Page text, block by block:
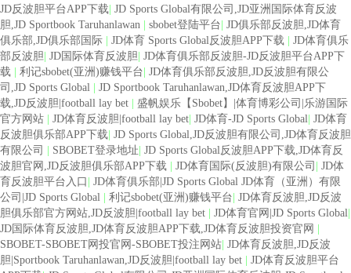
JD反波胆平台APP下载| JD Sports Global有限公司,JD亚洲国际体育反波
胆,JD Sportbook Taruhanlawan | sbobet登陆平台| JD俱乐部反波胆,JD体育
俱乐部,JD俱乐部国际 | JD体育 Sports Global反波胆APP下载 | JD体育俱乐
部反波胆| JD国际体育反波胆| JD体育俱乐部反波胆-JD反波胆平台APP下
载 | 利记sbobet(亚洲)赚钱平台| JD体育俱乐部反波胆,JD反波胆有限公
司,JD Sports Global | JD Sportbook Taruhanlawan,JD体育反波胆APP下
载,JD反波胆|football lay bet | 盛帆娱乐【Sbobet】|体育博彩公司|乐游国际
官方网站 | JD体育反波胆|football lay bet| JD体育-JD Sports Global| JD体育
反波胆俱乐部APP下载| JD Sports Global,JD反波胆有限公司,JD体育反波胆
有限公司 | SBOBET登录地址| JD Sports Global反波胆APP下载,JD体育反
波胆官网,JD反波胆俱乐部APP下载 | JD体育国际(反波胆)有限公司 | JD体
育反波胆平台入口 | JD体育俱乐部|JD Sports Global JD体育（亚洲）有限
公司|JD Sports Global | 利记sbobet(亚洲)赚钱平台| JD体育反波胆,JD反波
胆俱乐部官方网站,JD反波胆|football lay bet | JD体育官网|JD Sports Global|
JD国际体育反波胆,JD体育反波胆APP下载,JD体育反波胆投资官网 |
SBOBET-SBOBET网投官网-SBOBET投注网站| JD体育反波胆,JD反波
胆|Sportbook Taruhanlawan,JD反波胆|football lay bet | JD体育反波胆平台